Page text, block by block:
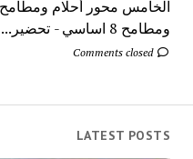
الخامس محور أحلام
ومطامح 8 اساسي - تحضير...
Comments closed
LATEST POSTS